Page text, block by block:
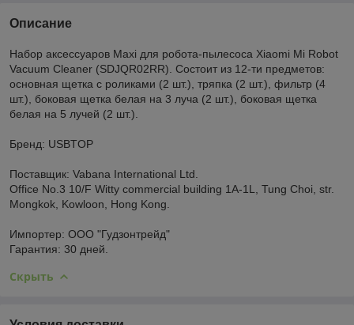
Описание
Набор аксессуаров Maxi для робота-пылесоса Xiaomi Mi Robot
Vacuum Cleaner (SDJQR02RR). Состоит из 12-ти предметов:
основная щетка с роликами (2 шт.), тряпка (2 шт.), фильтр (4
шт.), боковая щетка белая на 3 луча (2 шт.), боковая щетка
белая на 5 лучей (2 шт.).
Бренд: USBTOP
Поставщик: Vabana International Ltd.
Office No.3 10/F Witty commercial building 1A-1L, Tung Choi, str.
Mongkok, Kowloon, Hong Kong.
Импортер: ООО "Гудзонтрейд"
Гарантия: 30 дней.
Скрыть